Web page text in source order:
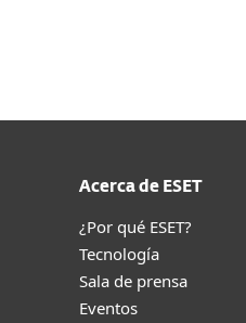
Acerca de ESET
¿Por qué ESET?
Tecnología
Sala de prensa
Eventos